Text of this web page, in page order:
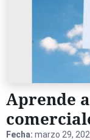
Aprende
Fecha: marzo 29,